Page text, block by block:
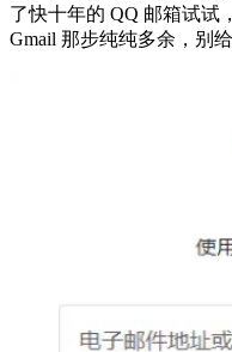
了快十年的 QQ 邮箱试试
Gmail 那步纯纯多余，别